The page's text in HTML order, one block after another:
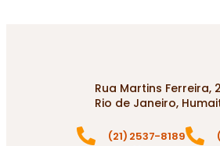
Rua Martins Ferreira,
Rio de Janeiro,
(21) 2537-8189